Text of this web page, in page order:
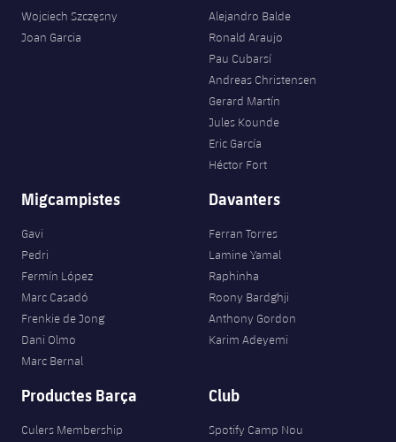
Wojciech Szczęsny
Joan Garcia
Alejandro Balde
Ronald Araujo
Pau Cubarsí
Andreas Christensen
Gerard Martín
Jules Kounde
Eric García
Héctor Fort
Migcampistes
Gavi
Pedri
Fermín López
Marc Casadó
Frenkie de Jong
Dani Olmo
Marc Bernal
Davanters
Ferran Torres
Lamine Yamal
Raphinha
Roony Bardghji
Anthony Gordon
Karim Adeyemi
Productes Barça
Culers Membership
Club
Spotify Camp Nou